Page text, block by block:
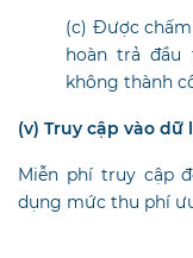
(c) Được
hoàn trả
không thành
(v) Truy cập vào
Miễn phí truy cập
dụng mức thu phí